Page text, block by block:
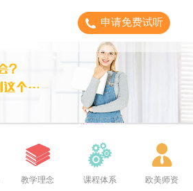
申请免费试听
教学理念 课程体系 欧美师资